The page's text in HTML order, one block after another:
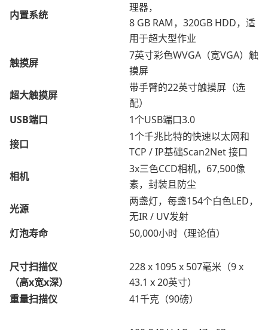
内置系统
理器，
8 GB RAM，320GB HDD，适
用于超大型作业
触摸屏
7英寸彩色WVGA（宽VGA）触
摸屏
超大触摸屏
带手臂的22英寸触摸屏（选
配）
USB端口
1个USB端口3.0
接口
1个千兆比特的快速以太网和
TCP / IP基础Scan2Net 接口
相机
3x三色CCD相机，67,500像
素，封装且防尘
光源
两盏灯，每盏154个白色LED，
无IR / UV发射
灯泡寿命
50,000小时（理论值）
尺寸扫描仪
（高x宽x深）
228 x 1095 x 507毫米（9 x
43.1 x 20英寸）
重量扫描仪
41千克（90磅）